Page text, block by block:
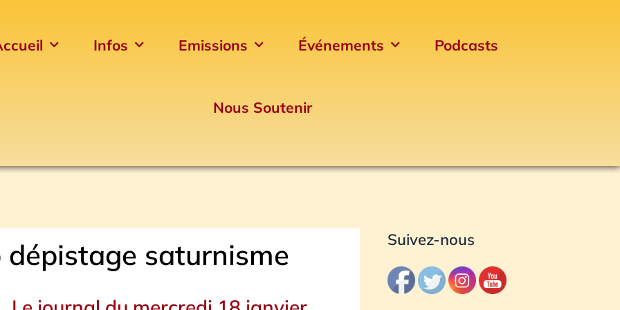
Infos Emissions Événements Podcasts
Nous Soutenir
dépistage saturnisme Suivez-nous
Archives